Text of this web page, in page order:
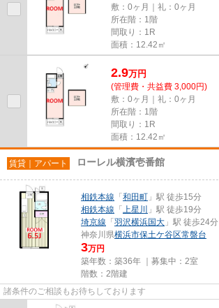
敷：0ヶ月｜礼：0ヶ月
所在階：1階
間取り：1R
面積：12.42㎡
2.9万円
(管理費・共益費 3,000円)
敷：0ヶ月｜礼：0ヶ月
所在階：1階
間取り：1R
面積：12.42㎡
賃貸｜アパート ローレル横濱壱番館
相鉄本線 「 和田町 」駅 徒歩15分
相鉄本線 「 上星川
」駅 徒歩19分
埼京線 「 羽沢横浜国大 」駅 徒歩24分
神奈川県横浜市保土ケ谷区常盤台
3万円
築年数：築36年 ｜募集中： 2室
階数：2階建
諸条件のご相談もお待ちしております